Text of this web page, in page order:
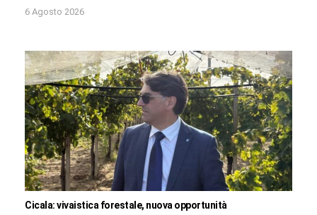
6 Agosto 2026
Cicala: vivaistica forestale, nuova opportunità